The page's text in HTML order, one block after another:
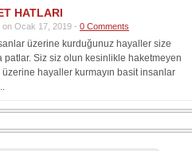
HATLARI
on Ocak 17, 2019 - 0 Comments
üzerine kurduğunuz hayaller size
patlar. Siz siz olun kesinlikle haketmeyen
hayaller kurmayın basit insanlar